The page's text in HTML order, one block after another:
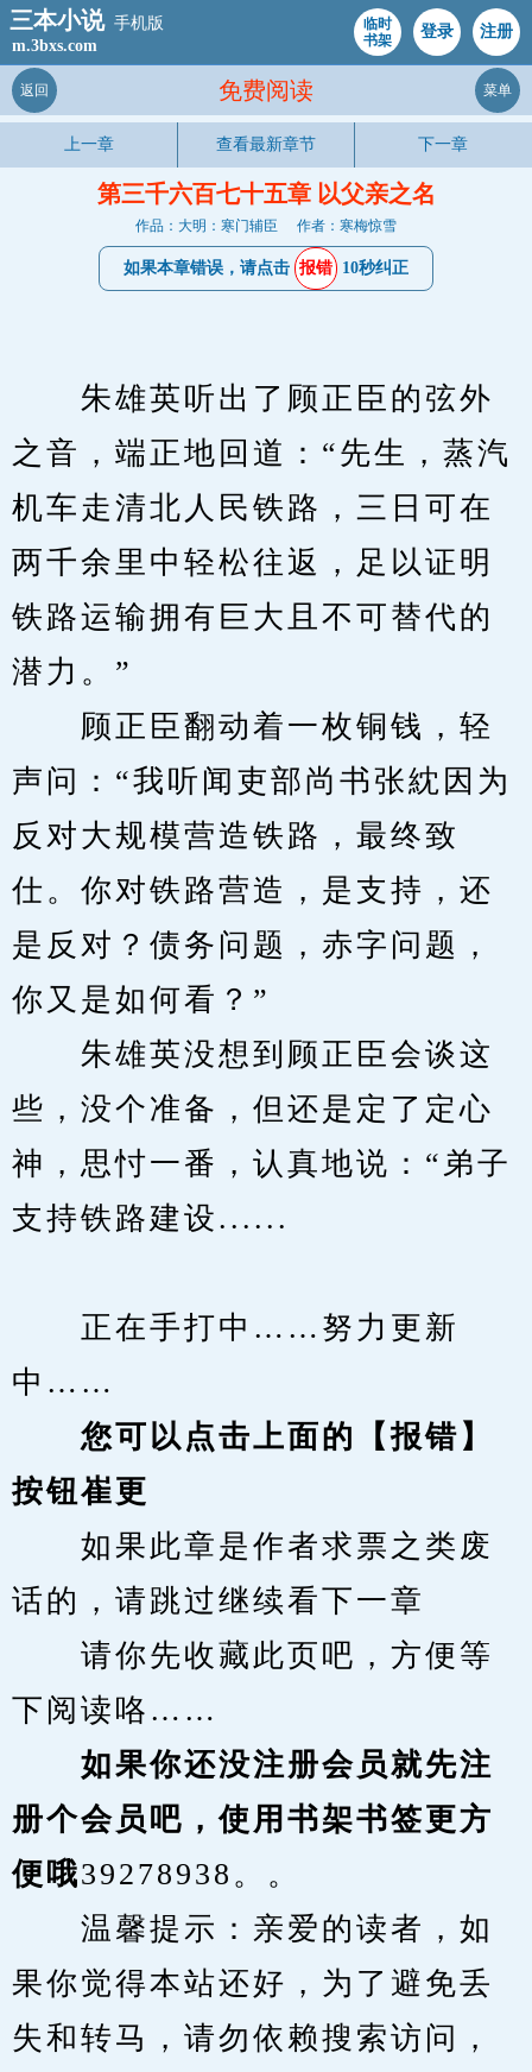
三本小说 手机版
m.3bxs.com
临时
书架
登录 注册
免费阅读
返回 菜单
上一章 查看最新章节 下一章
第三千六百七十五章 以父亲之名
作品：大明：寒门辅臣 作者：寒梅惊雪
如果本章错误，请点击 报错 10秒纠正
朱雄英听出了顾正臣的弦外
之音，端正地回道：“先生，蒸汽
机车走清北人民铁路，三日可在
两千余里中轻松往返，足以证明
铁路运输拥有巨大且不可替代的
潜力。”
顾正臣翻动着一枚铜钱，轻
声问：“我听闻吏部尚书张紞因为
反对大规模营造铁路，最终致
仕。你对铁路营造，是支持，还
是反对？债务问题，赤字问题，
你又是如何看？”
朱雄英没想到顾正臣会谈这
些，没个准备，但还是定了定心
神，思忖一番，认真地说：“弟子
支持铁路建设......
正在手打中……努力更新
中……
您可以点击上面的【报错】
按钮崔更
如果此章是作者求票之类废
话的，请跳过继续看下一章
请你先收藏此页吧，方便等
下阅读咯……
如果你还没注册会员就先注
册个会员吧，使用书架书签更方
便哦39278938。。
温馨提示：亲爱的读者，如
果你觉得本站还好，为了避免丢
失和转马，请勿依赖搜索访问，